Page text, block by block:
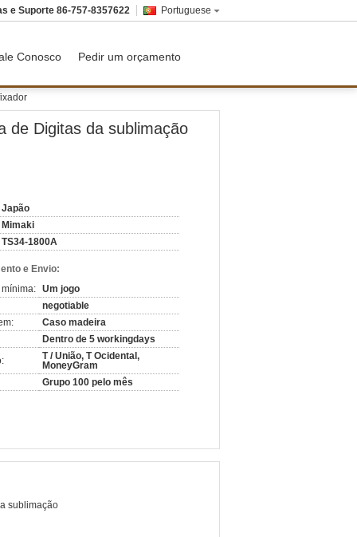
Portuguese
e Suporte 86-757-8357622
Conosco Pedir um orçamento
de Digitas da sublimação
Japão
Mimaki
TS34-1800A
e Envio:
Um jogo
negotiable
Caso madeira
Dentro de 5 workingdays
T / União, T Ocidental,
MoneyGram
Grupo 100 pelo mês
sublimação